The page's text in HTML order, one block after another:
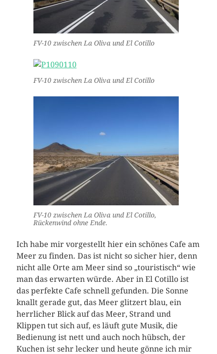
FV-10 zwischen La Oliva und El Cotillo
FV-10 zwischen La Oliva und El Cotillo
FV-10 zwischen La Oliva und El Cotillo,
Rückenwind ohne Ende.
Ich habe mir vorgestellt hier ein schönes Cafe am
Meer zu finden. Das ist nicht so sicher hier, denn
nicht alle Orte am Meer sind so „touristisch“ wie
man das erwarten würde. Aber in El Cotillo ist
das perfekte Cafe schnell gefunden. Die Sonne
knallt gerade gut, das Meer glitzert blau, ein
herrlicher Blick auf das Meer, Strand und
Klippen tut sich auf, es läuft gute Musik, die
Bedienung ist nett und auch noch hübsch, der
Kuchen ist sehr lecker und heute gönne ich mir